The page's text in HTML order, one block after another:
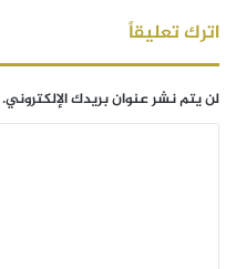
اترك تعليقاً
لن يتم نشر عنوان بريدك الإلكتروني.